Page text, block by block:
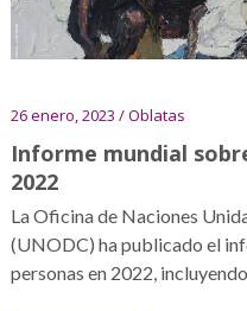
26 enero, 2023 / Oblatas
Informe mundial
2022
La Oficina de Naciones
(UNODC) ha publicado el
personas en 2022, incluyendo